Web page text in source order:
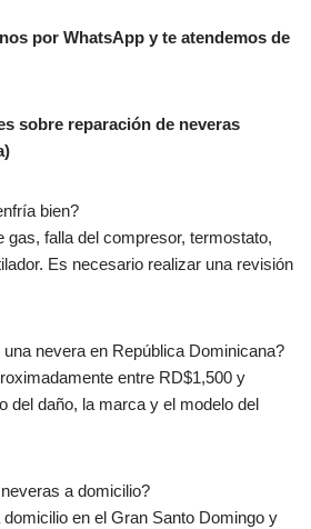
por WhatsApp y te atendemos de
sobre reparación de neveras
bien?
gas, falla del compresor, termostato,
Es necesario realizar una revisión
nevera en República Dominicana?
entre RD$1,500 y
del daño, la marca y el modelo del
a domicilio?
en el Gran Santo Domingo y